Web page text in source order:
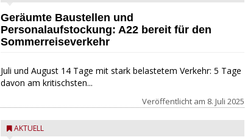
Geräumte Baustellen und
Personalaufstockung: A22 bereit für den
Sommerreiseverkehr
Juli und August 14 Tage mit stark belastetem Verkehr: 5 Tage
davon am kritischsten...
Veröffentlicht am 8. Juli 2025
AKTUELL